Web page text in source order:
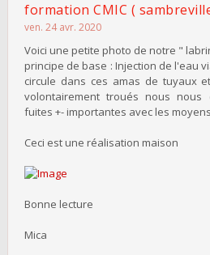
formation CMIC (
ven. 24 avr. 2020
Voici une petite photo de notre "
principe de base : Injection de l'eau
circule dans ces amas de tuyaux
volontairement troués nous nous
fuites +- importantes avec les
Ceci est une réalisation maison
Bonne lecture
Mica